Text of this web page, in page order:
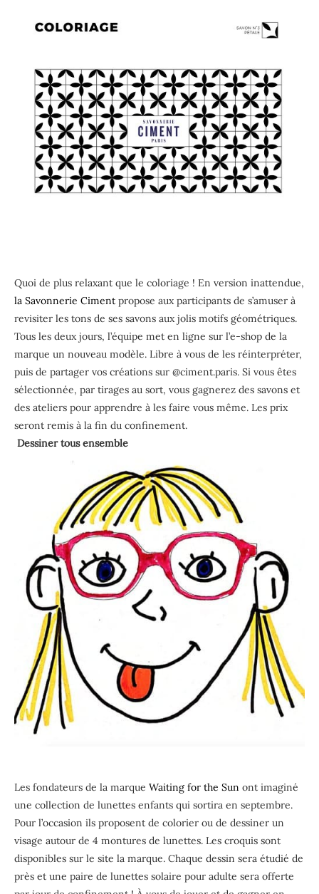
Quoi de plus relaxant que le coloriage ! En version inattendue,
la Savonnerie Ciment propose aux participants de s’amuser à
revisiter les tons de ses savons aux jolis motifs géométriques.
Tous les deux jours, l’équipe met en ligne sur l’e-shop de la
marque un nouveau modèle. Libre à vous de les réinterpréter,
puis de partager vos créations sur @ciment.paris. Si vous êtes
sélectionnée, par tirages au sort, vous gagnerez des savons et
des ateliers pour apprendre à les faire vous même. Les prix
seront remis à la fin du confinement.
Dessiner tous ensemble
Les fondateurs de la marque Waiting for the Sun ont imaginé
une collection de lunettes enfants qui sortira en septembre.
Pour l’occasion ils proposent de colorier ou de dessiner un
visage autour de 4 montures de lunettes. Les croquis sont
disponibles sur le site la marque. Chaque dessin sera étudié de
près et une paire de lunettes solaire pour adulte sera offerte